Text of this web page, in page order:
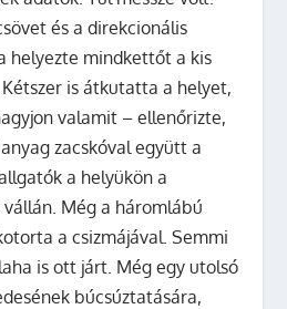
és a direkcionális
helyezte mindkettőt a kis
is átkutatta a helyet,
valamit – ellenőrizte,
zacskóval együtt a
a helyükön a
vállán. Még a háromlábú
a csizmájával. Semmi
is ott járt. Még egy utolsó
búcsúztatására,